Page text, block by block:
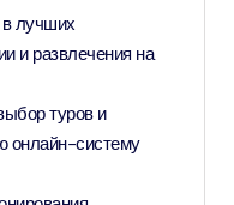
лучших
и развлечения на
туров и
онлайн-систему